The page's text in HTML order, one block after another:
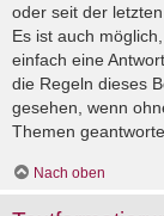
oder seit der
Es ist auch
einfach eine
die Regeln dieses
gesehen, wenn
Themen
Nach oben